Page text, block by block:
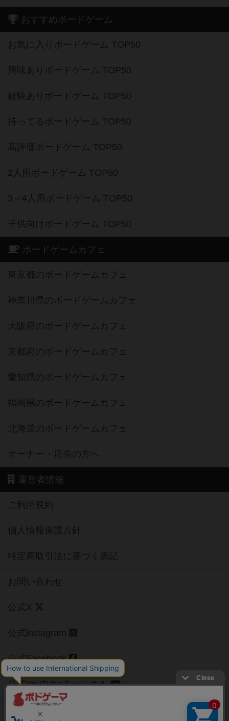
おすすめボードゲーム
お気に入りボードゲーム TOP50
興味ありボードゲーム TOP50
経験ありボードゲーム TOP50
持ってるボードゲーム TOP50
高評価ボードゲーム TOP50
2人用ボードゲーム TOP50
3～4人用ボードゲーム TOP50
子供向けボードゲーム TOP50
ボードゲームカフェ
東京都のボードゲームカフェ
神奈川県のボードゲームカフェ
大阪府のボードゲームカフェ
京都府のボードゲームカフェ
愛知県のボードゲームカフェ
福岡県のボードゲームカフェ
北海道のボードゲームカフェ
オーナー・店長の方へ
運営者情報
ご利用規約
個人情報保護方針
特定商取引法に基づく表記
お問い合わせ
公式X
公式instagram
公式Facebook
公式YouTubeチャンネル